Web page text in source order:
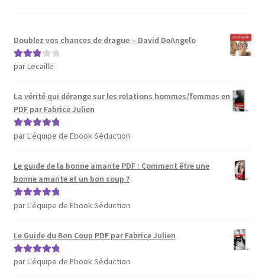
Doublez vos chances de drague – David DeAngelo
Note3
par Lecaille
La vérité qui dérange sur les relations hommes/femmes en
PDF par Fabrice Julien
Note5sur 5
par L'équipe de Ebook Séduction
Le guide de la bonne amante PDF : Comment être une
bonne amante et un bon coup ?
Note5sur 5
par L'équipe de Ebook Séduction
Le Guide du Bon Coup PDF par Fabrice Julien
Note5sur 5
par L'équipe de Ebook Séduction